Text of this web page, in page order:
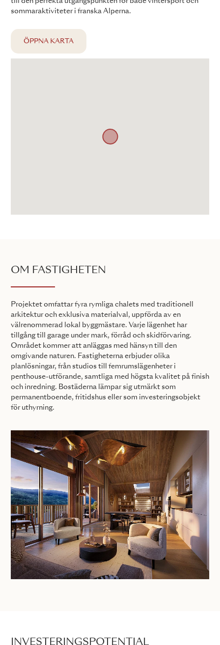
sommaraktiviteter i franska Alperna.
ÖPPNA KARTA
OM FASTIGHETEN
Projektet omfattar fyra rymliga chalets med traditionell
arkitektur och exklusiva materialval, uppförda av en
välrenommerad lokal byggmästare. Varje lägenhet har
tillgång till garage under mark, förråd och skidförvaring.
Området kommer att anläggas med hänsyn till den
omgivande naturen. Fastigheterna erbjuder olika
planlösningar, från studios till femrumslägenheter i
penthouse-utförande, samtliga med högsta kvalitet på finish
och inredning. Bostäderna lämpar sig utmärkt som
permanentboende, fritidshus eller som investeringsobjekt
för uthyrning.
INVESTERINGSPOTENTIAL